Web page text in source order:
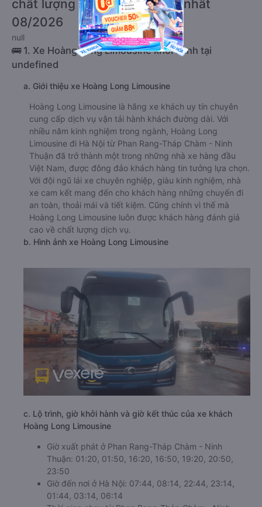
chất lượng cao, uy tín, giá rẻ nhất
08/2026
null
🚌 1. Xe Hoàng Long Limousine khởi hành tại
undefined
a. Giới thiệu xe Hoàng Long Limousine
Hoàng Long Limousine là hãng xe khách uy tín chuyên
cung cấp dịch vụ vận tải hành khách đường dài. Với
nhiều năm kinh nghiệm trong ngành, Hoàng Long
Limousine đi Hà Nội từ Phan Rang-Tháp Chàm - Ninh
Thuận đã trở thành một trong những nhà xe hàng đầu
Việt Nam, được đông đảo khách hàng tin tưởng lựa chọn.
Với đội ngũ lái xe chuyên nghiệp, giàu kinh nghiệm, nhà
xe cam kết mang đến cho khách hàng những chuyến đi
an toàn, thoải mái và tiết kiệm. Cũng chính vì thế mà
Hoàng Long Limousine luôn được khách hàng đánh giá
cao về chất lượng dịch vụ.
b. Hình ảnh xe Hoàng Long Limousine
c. Lộ trình, giờ khởi hành và giờ kết thúc của xe khách
Hoàng Long Limousine
Giờ xuất phát ở Phan Rang-Tháp Chàm - Ninh
Thuận: 01:20, 01:50, 16:20, 16:50, 19:20, 20:50,
23:50
Giờ đến nơi ở Hà Nội: 07:44, 08:14, 22:44, 23:14,
01:44, 03:14, 06:14